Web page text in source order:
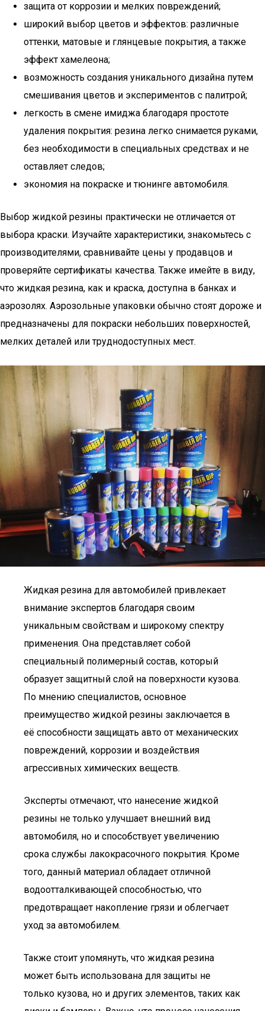
защита от коррозии и мелких повреждений;
широкий выбор цветов и эффектов: различные
оттенки, матовые и глянцевые покрытия, а также
эффект хамелеона;
возможность создания уникального дизайна путем
смешивания цветов и экспериментов с палитрой;
легкость в смене имиджа благодаря простоте
удаления покрытия: резина легко снимается руками,
без необходимости в специальных средствах и не
оставляет следов;
экономия на покраске и тюнинге автомобиля.
Выбор жидкой резины практически не отличается от
выбора краски. Изучайте характеристики, знакомьтесь с
производителями, сравнивайте цены у продавцов и
проверяйте сертификаты качества. Также имейте в виду,
что жидкая резина, как и краска, доступна в банках и
аэрозолях. Аэрозольные упаковки обычно стоят дороже и
предназначены для покраски небольших поверхностей,
мелких деталей или труднодоступных мест.
Жидкая резина для автомобилей привлекает
внимание экспертов благодаря своим
уникальным свойствам и широкому спектру
применения. Она представляет собой
специальный полимерный состав, который
образует защитный слой на поверхности кузова.
По мнению специалистов, основное
преимущество жидкой резины заключается в
её способности защищать авто от механических
повреждений, коррозии и воздействия
агрессивных химических веществ.
Эксперты отмечают, что нанесение жидкой
резины не только улучшает внешний вид
автомобиля, но и способствует увеличению
срока службы лакокрасочного покрытия. Кроме
того, данный материал обладает отличной
водоотталкивающей способностью, что
предотвращает накопление грязи и облегчает
уход за автомобилем.
Также стоит упомянуть, что жидкая резина
может быть использована для защиты не
только кузова, но и других элементов, таких как